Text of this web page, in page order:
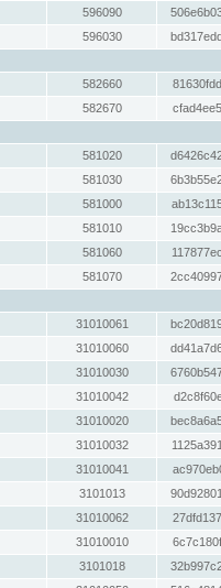
596090
596030
582660
582670
581020
581030
581000
581010
581060
581070
31010061
31010060
31010030
31010042
31010020
31010032
31010041
3101013
31010062
31010010
3101018